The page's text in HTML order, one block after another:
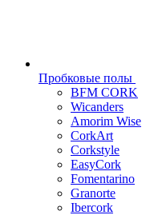
Пробковые полы
BFM CORK
Wicanders
Amorim Wise
CorkArt
Corkstyle
EasyCork
Fomentarino
Granorte
Ibercork